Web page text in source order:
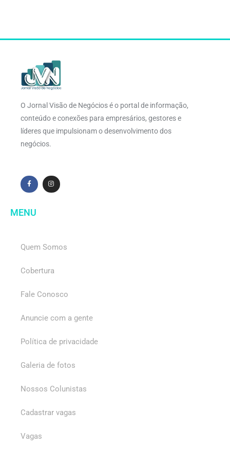
O Jornal Visão de Negócios é o portal de informação,
conteúdo e conexões para empresários, gestores e
líderes que impulsionam o desenvolvimento dos
negócios.
MENU
Quem Somos
Cobertura
Fale Conosco
Anuncie com a gente
Política de privacidade
Galeria de fotos
Nossos Colunistas
Cadastrar vagas
Vagas